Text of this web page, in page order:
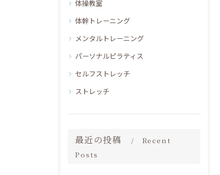
体操教室
体幹トレーニング
メンタルトレーニング
パーソナルピラティス
セルフストレッチ
ストレッチ
最近の投稿
Recent
Posts